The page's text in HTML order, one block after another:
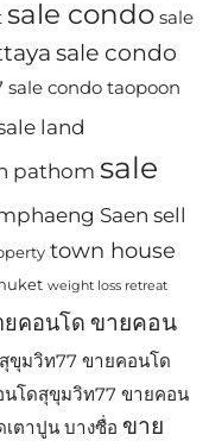
sale condo sale
sale condo
sale condo taopoon
land
pathom sale
Saen sell
town house
weight loss retreat
ยคอนโด ขายคอน
ขุมวิท77 ขายคอนโด
โดสุขุมวิท77 ขายคอน
ตาปูน บางซื่อ ขาย